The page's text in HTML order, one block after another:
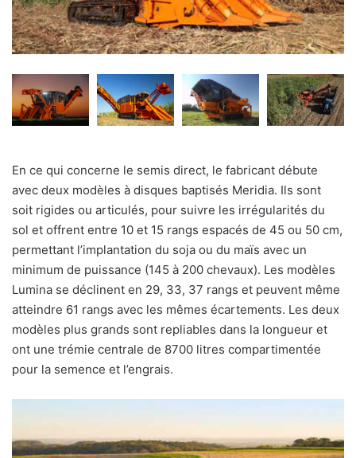
En ce qui concerne le semis direct, le fabricant débute
avec deux modèles à disques baptisés Meridia. Ils sont
soit rigides ou articulés, pour suivre les irrégularités du
sol et offrent entre 10 et 15 rangs espacés de 45 ou 50 cm,
permettant l’implantation du soja ou du maïs avec un
minimum de puissance (145 à 200 chevaux). Les modèles
Lumina se déclinent en 29, 33, 37 rangs et peuvent même
atteindre 61 rangs avec les mêmes écartements. Les deux
modèles plus grands sont repliables dans la longueur et
ont une trémie centrale de 8700 litres compartimentée
pour la semence et l’engrais.